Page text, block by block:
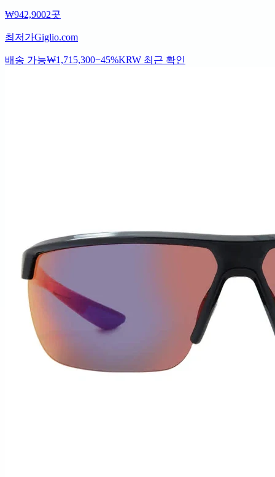
₩942,9002곳
최저가Giglio.com
배송 가능₩1,715,300−45%KRW 최근 확인